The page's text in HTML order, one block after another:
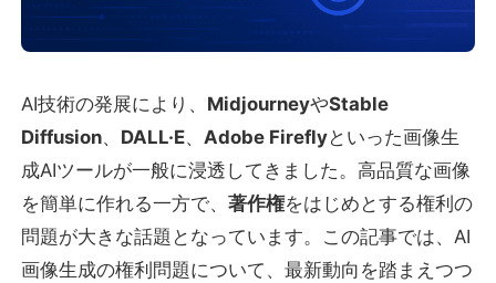
AI技術の発展により、 MidjourneyやStable
Diffusion、 DALL·E、Adobe Fireflyといった画像生
成AIツールが一般に浸透してきました。高品質な画像
を簡単に作れる一方で、著作権をはじめとする権利の
問題が大きな話題となっています。この記事では、AI
画像生成の権利問題について、最新動向を踏まえつつ